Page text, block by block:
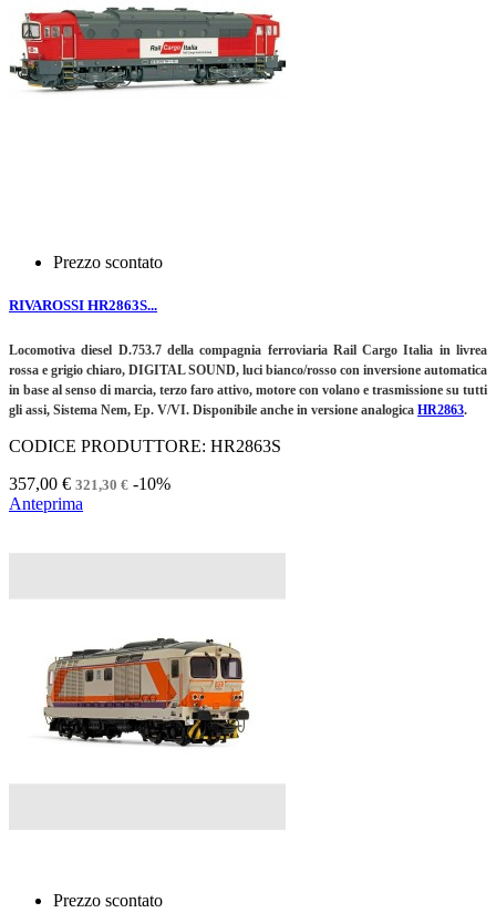
Prezzo scontato
RIVAROSSI HR2863S...
Locomotiva diesel D.753.7 della compagnia ferroviaria Rail Cargo Italia in livrea
rossa e grigio chiaro, DIGITAL SOUND, luci bianco/rosso con inversione automatica
in base al senso di marcia, terzo faro attivo, motore con volano e trasmissione su tutti
gli assi, Sistema Nem, Ep. V/VI. Disponibile anche in versione analogica HR2863.
CODICE PRODUTTORE: HR2863S
357,00 € 321,30 € -10%
Anteprima
Prezzo scontato